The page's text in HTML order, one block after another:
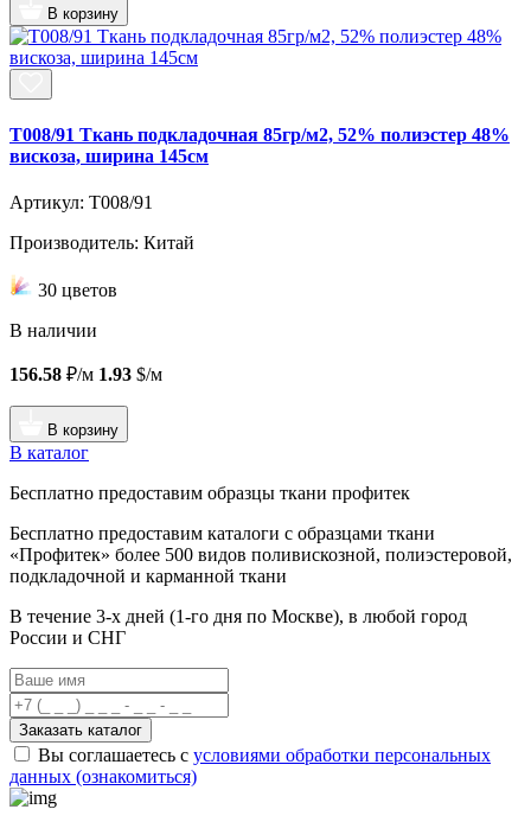
В корзину
T008/91 Ткань подкладочная 85гр/м2, 52% полиэстер 48%
вискоза, ширина 145см
Артикул: T008/91
Производитель: Китай
30 цветов
В наличии
156.58 ₽/м 1.93 $/м
В корзину
В каталог
Бесплатно предоставим образцы ткани профитек
Бесплатно предоставим каталоги с образцами ткани
«Профитек» более 500 видов поливискозной, полиэстеровой,
подкладочной и карманной ткани
В течение 3-х дней (1-го дня по Москве), в любой город
России и СНГ
Заказать каталог
Вы соглашаетесь с условиями обработки персональных
данных (ознакомиться)